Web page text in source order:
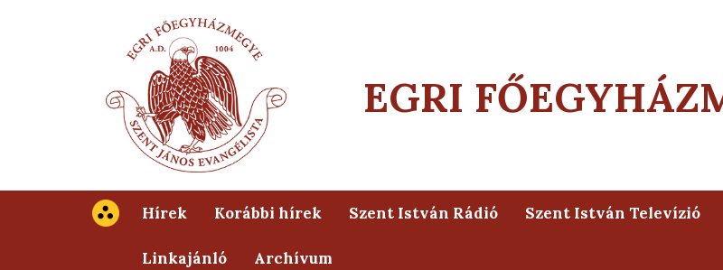
EGRI
Hírek Korábbi hírek Szent István Rádió Szent István Televízió
Linkajánló Archívum